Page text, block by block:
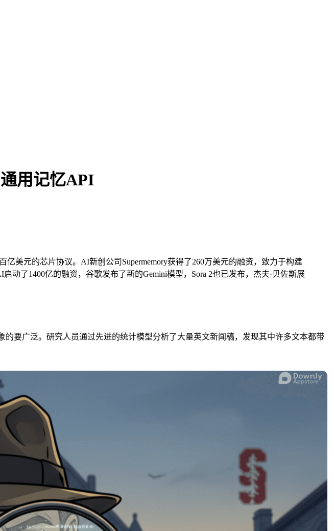
用记忆API
美元的芯片协议。AI新创公司Supermemory获得了260万美元的融资，致力于构建
动了1400亿的融资，谷歌发布了新的Gemini模型，Sora 2也已发布，杰夫·贝佐斯展
要广泛。研究人员通过先进的统计模型分析了大量英文新闻稿，发现其中许多文本都带